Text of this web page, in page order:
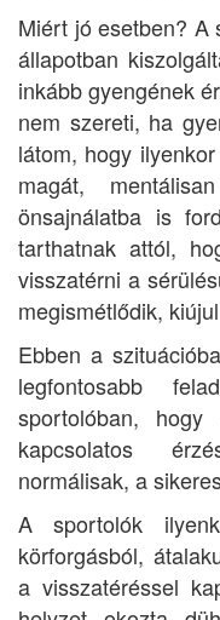
Miért jó esetben? A
állapotban
inkább gyengének
nem szereti, ha
látom, hogy
magát,
önsajnálatba is
tarthatnak attól,
visszatérni a
megismétlődik,
Ebben a
legfontosabb
sportolóban,
kapcsolatos
normálisak, a
A sportolók
körforgásból,
a visszatéréssel